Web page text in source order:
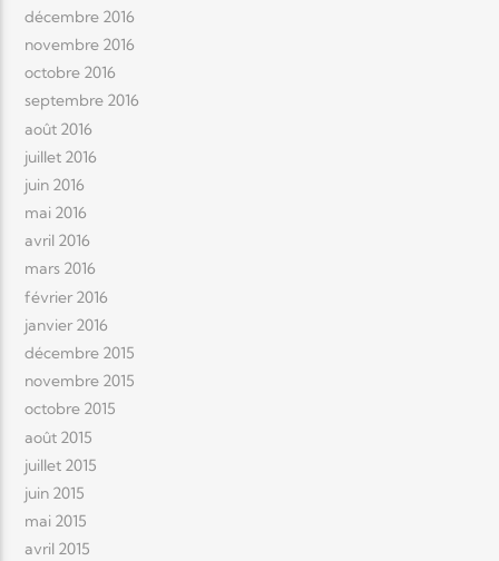
décembre 2016
novembre 2016
octobre 2016
septembre 2016
août 2016
juillet 2016
juin 2016
mai 2016
avril 2016
mars 2016
février 2016
janvier 2016
décembre 2015
novembre 2015
octobre 2015
août 2015
juillet 2015
juin 2015
mai 2015
avril 2015